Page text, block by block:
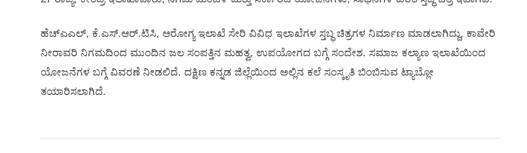
ಹೆಚ್‌ಎಎಲ್‌, ಕೆ.ಎಸ್.ಆರ್.ಟಿಸಿ, ಆರೋಗ್ಯ ಇಲಾಖೆ ಸೇರಿ ವಿವಿಧ ಇಲಾಖೆಗಳ ಸ್ತಬ್ಧ ಚಿತ್ರಗಳ ನಿರ್ಮಾಣ ಮಾಡಲಾಗಿದ್ದು, ಕಾವೇರಿ
ನೀರಾವರಿ ನಿಗಮದಿಂದ ಮುಂದಿನ ಜಲ ಸಂಪತ್ತಿನ ಮಹತ್ವ, ಉಪಯೋಗದ ಬಗ್ಗೆ ಸಂದೇಶ. ಸಮಾಜ ಕಲ್ಯಾಣ ಇಲಾಖೆಯಿಂದ
ಯೋಜನೆಗಳ ಬಗ್ಗೆ ವಿವರಣೆ ನೀಡಲಿದೆ. ದಕ್ಷಿಣ ಕನ್ನಡ ಜಿಲ್ಲೆಯಿಂದ ಅಲ್ಲಿನ ಕಲೆ ಸಂಸ್ಕೃತಿ ಬಿಂಬಿಸುವ ಟ್ಯಾಬ್ಲೋ
ತಯಾರಿಸಲಾಗಿದೆ.